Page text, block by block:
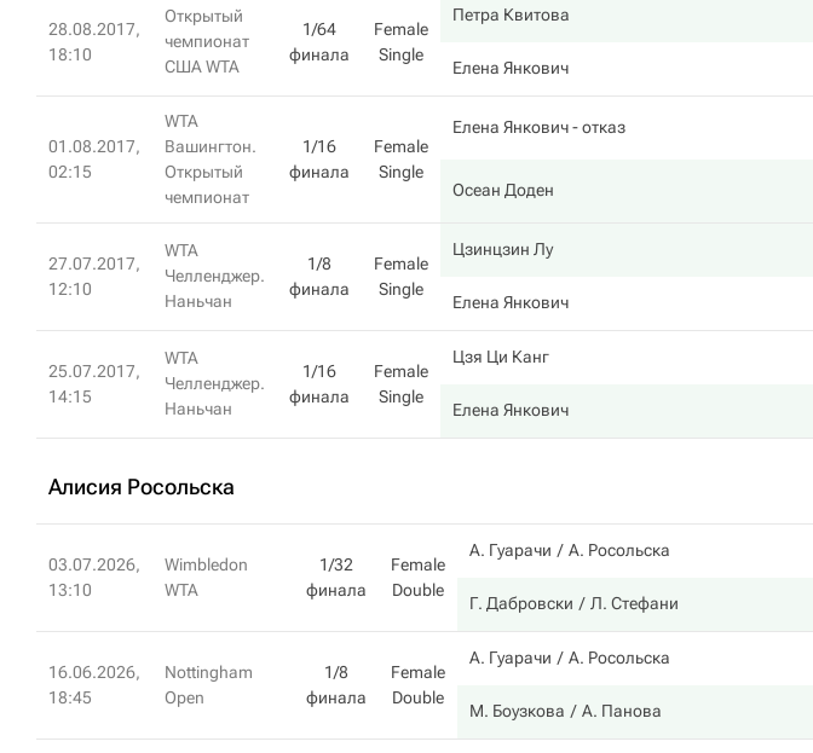
28.08.2017,
18:10
Открытый
чемпионат
США WTA
1/64
финала
Female
Single
Петра Квитова
Елена Янкович
01.08.2017,
02:15
WTA
Вашингтон.
Открытый
чемпионат
1/16
финала
Female
Single
Елена Янкович- отказ
Осеан Доден
27.07.2017,
12:10
WTA
Челленджер.
Наньчан
1/8
финала
Female
Single
Цзинцзин Лу
Елена Янкович
25.07.2017,
14:15
WTA
Челленджер.
Наньчан
1/16
финала
Female
Single
Цзя Ци Канг
Елена Янкович
Алисия Росольска
03.07.2026,
13:10
Wimbledon
WTA
1/32
финала
Female
Double
А. Гуарачи А. Росольска
Г. Дабровски Л. Стефани
16.06.2026,
18:45
Nottingham
Open
1/8
финала
Female
Double
А. Гуарачи А. Росольска
М. Боузкова А. Панова